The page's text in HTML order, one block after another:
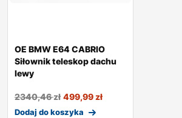
OE BMW E64 CABRIO
Siłownik teleskop dachu
lewy
2340,46zł 499,99zł
Dodaj do koszyka